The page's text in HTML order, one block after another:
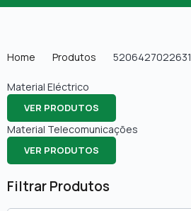
Home Produtos 5206427022631
Filtrar Produtos
Material Eléctrico
VER PRODUTOS
Material Telecomunicações
VER PRODUTOS